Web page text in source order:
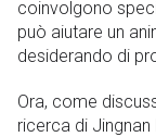
coinvolgono
può aiutare un
desiderando di
Ora, come
ricerca di Jingnan